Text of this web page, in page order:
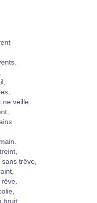
ne veille
trêve,
bruit